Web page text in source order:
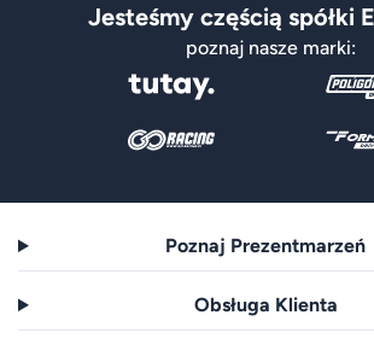
Jesteśmy częścią spółki
poznaj nasze marki:
Poznaj Prezentmarzeń
Obsługa Klienta